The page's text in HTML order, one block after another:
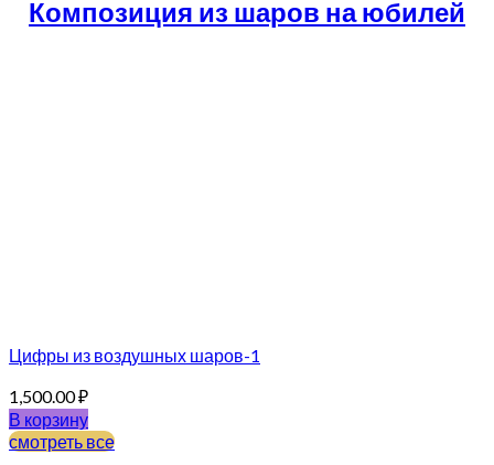
Композиция из шаров на юбилей
Цифры из воздушных шаров-1
1,500.00₽
В корзину
смотреть все